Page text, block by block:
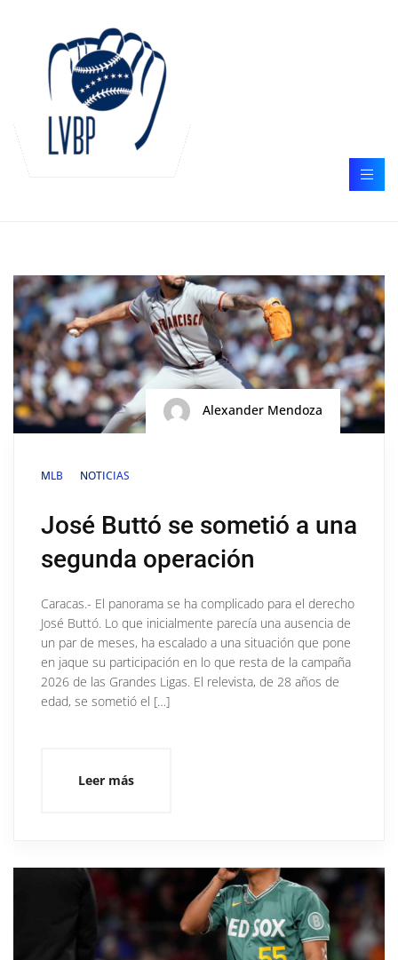
Alexander Mendoza
MLB NOTICIAS
José Buttó se sometió a una
segunda operación
Caracas.- El panorama se ha complicado para el derecho
José Buttó. Lo que inicialmente parecía una ausencia de
un par de meses, ha escalado a una situación que pone
en jaque su participación en lo que resta de la campaña
2026 de las Grandes Ligas. El relevista, de 28 años de
edad, se sometió el […]
Leer más